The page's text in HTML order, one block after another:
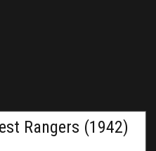
Rangers (1942)